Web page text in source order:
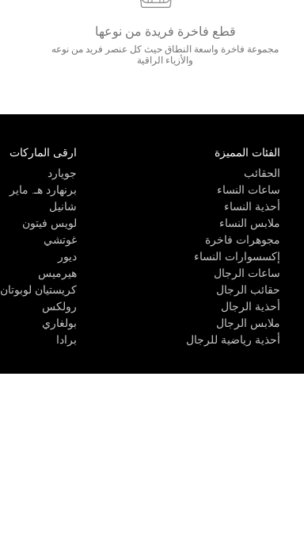
قطع فاخرة فريدة من نوعها
مجموعة فاخرة واسعة النطاق حيث كل عنصر فريد من نوعه
والأزياء الراقية
الفئات المميزة
الحقائب
ساعات النساء
أحذية النساء
ملابس النساء
مجوهرات فاخرة
إكسسوارات النساء
ساعات الرجال
حقائب الرجال
أحذية الرجال
ملابس الرجال
أحذية رياضية للرجال
ارقى الماركات
جويارد
برنهارد هـ. ماير
شانيل
لويس فيتون
غوتشي
ديور
هيرميس
كريستيان لوبوتان
رولكس
بولغاري
برادا